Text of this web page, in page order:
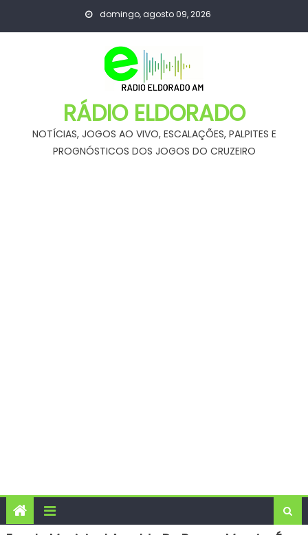
domingo, agosto 09, 2026
RÁDIO ELDORADO
NOTÍCIAS, JOGOS AO VIVO, ESCALAÇÕES, PALPITES E
PROGNÓSTICOS DOS JOGOS DO CRUZEIRO